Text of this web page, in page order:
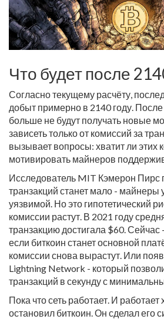
Что будет после
Согласно текущему расчёту,
добыт примерно в 2140 году.
больше не будут получать новые
зависеть только от комиссий за
вызывает вопросы: хватит ли этих
мотивировать майнеров
Исследователь MIT Кэмерон Пирс
транзакций станет мало - майнеры
уязвимой. Но это гипотетический
комиссии растут. В 2021 году
транзакцию достигала $60.
если биткоин станет основной
комиссии снова вырастут. Или
Lightning Network - который
транзакций в секунду с
Пока что сеть работает. И
остановил биткоин. Он сделал его